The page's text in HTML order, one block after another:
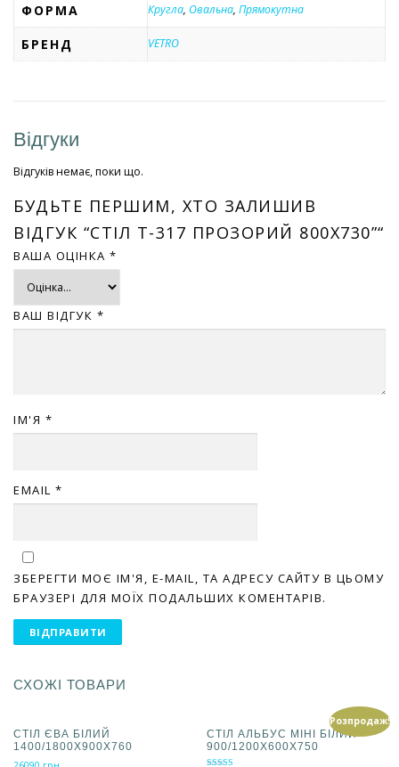
ФОРМА Кругла, Овальна, Прямокутна
БРЕНД VETRO
Відгуки
Відгуків немає, поки що.
БУДЬТЕ ПЕРШИМ, ХТО ЗАЛИШИВ
ВІДГУК “СТІЛ T-317 ПРОЗОРИЙ 800Х730”“
ВАША ОЦІНКА *
ВАШ ВІДГУК *
ІМ'Я *
EMAIL *
ЗБЕРЕГТИ МОЄ ІМ'Я, E-MAIL, ТА АДРЕСУ САЙТУ В ЦЬОМУ
БРАУЗЕРІ ДЛЯ МОЇХ ПОДАЛЬШИХ КОМЕНТАРІВ.
СХОЖІ ТОВАРИ
СТІЛ ЄВА БІЛИЙ
1400/1800Х900Х760
Розпродаж!
СТІЛ АЛЬБУС МІНІ БІЛИЙ
900/1200Х600Х750